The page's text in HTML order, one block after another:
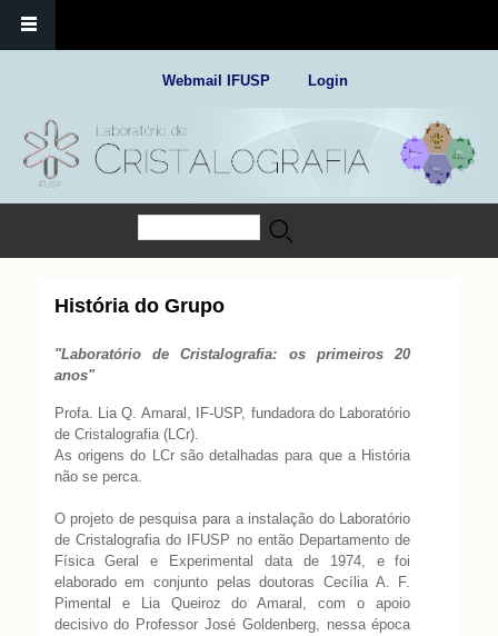
Webmail IFUSP Login
Formulário de busca
História do Grupo
"Laboratório de Cristalografia: os primeiros 20
anos"
Profa. Lia Q. Amaral, IF-USP, fundadora do Laboratório
de Cristalografia (LCr).
As origens do LCr são detalhadas para que a História
não se perca.
O projeto de pesquisa para a instalação do Laboratório
de Cristalografia do IFUSP no então Departamento de
Física Geral e Experimental data de 1974, e foi
elaborado em conjunto pelas doutoras Cecília A. F.
Pimental e Lia Queiroz do Amaral, com o apoio
decisivo do Professor José Goldenberg, nessa época